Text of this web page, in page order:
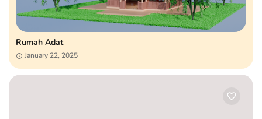
Rumah Adat
January 22, 2025